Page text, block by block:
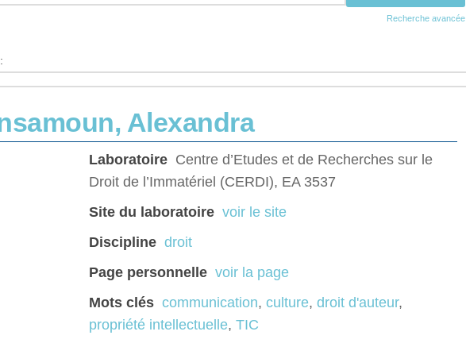
Recherche avancée
Alexandra
Laboratoire Centre d’Etudes et de Recherches sur le
Droit de l’Immatériel (CERDI), EA 3537
Site du laboratoire voir le site
Discipline droit
Page personnelle voir la page
Mots clés communication, culture, droit d'auteur,
propriété intellectuelle, TIC